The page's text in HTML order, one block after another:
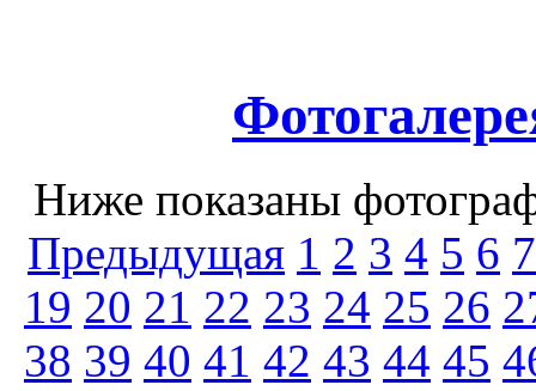
Ниже показаны
Предыдущая 1 2 3 4 5 6 7
19 20 21 22 23 24 25 26
38 39 40 41 42 43 44 45